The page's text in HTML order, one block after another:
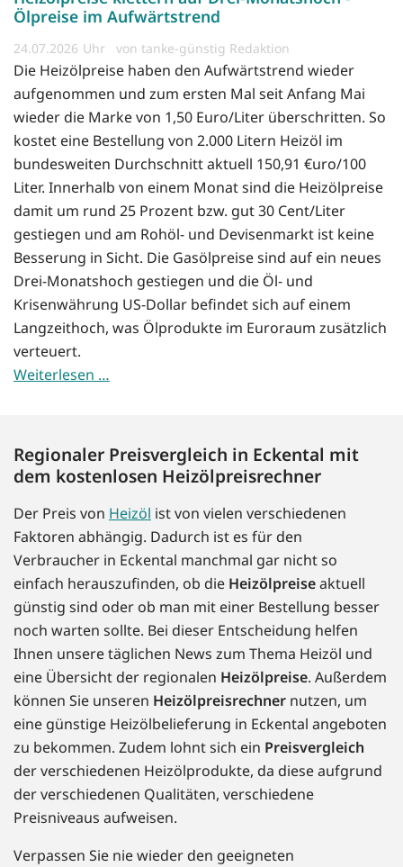
Ölpreise im Aufwärtstrend
24.07.2026 von tanke-günstig Redaktion
Die Heizölpreise haben den Aufwärtstrend wieder
aufgenommen und zum ersten Mal seit Anfang Mai
wieder die Marke von 1,50 Euro/Liter überschritten. So
kostet eine Bestellung von 2.000 Litern Heizöl im
bundesweiten Durchschnitt aktuell 150,91 €uro/100
Liter. Innerhalb von einem Monat sind die Heizölpreise
damit um rund 25 Prozent bzw. gut 30 Cent/Liter
gestiegen und am Rohöl- und Devisenmarkt ist keine
Besserung in Sicht. Die Gasölpreise sind auf ein neues
Drei-Monatshoch gestiegen und die Öl- und
Krisenwährung US-Dollar befindet sich auf einem
Langzeithoch, was Ölprodukte im Euroraum zusätzlich
verteuert.
Weiterlesen …
Regionaler Preisvergleich in Eckental mit
dem kostenlosen Heizölpreisrechner
Der Preis von Heizöl ist von vielen verschiedenen
Faktoren abhängig. Dadurch ist es für den
Verbraucher in Eckental manchmal gar nicht so
einfach herauszufinden, ob die Heizölpreiseaktuell
günstig sind oder ob man mit einer Bestellung besser
noch warten sollte. Bei dieser Entscheidung helfen
Ihnen unsere täglichen News zum Thema Heizöl und
eine Übersicht der regionalen Heizölpreise. Außerdem
können Sie unseren Heizölpreisrechner nutzen, um
eine günstige Heizölbelieferung in Eckental angeboten
zu bekommen. Zudem lohnt sich ein Preisvergleich
der verschiedenen Heizölprodukte, da diese aufgrund
der verschiedenen Qualitäten, verschiedene
Preisniveaus aufweisen.
Verpassen Sie nie wieder den geeigneten